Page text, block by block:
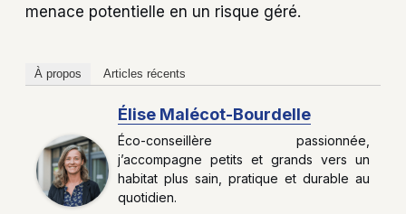
menace potentielle en un risque géré.
À propos Articles récents
Élise Malécot-Bourdelle
Éco-conseillère passionnée,
j’accompagne petits et grands vers un
habitat plus sain, pratique et durable au
quotidien.